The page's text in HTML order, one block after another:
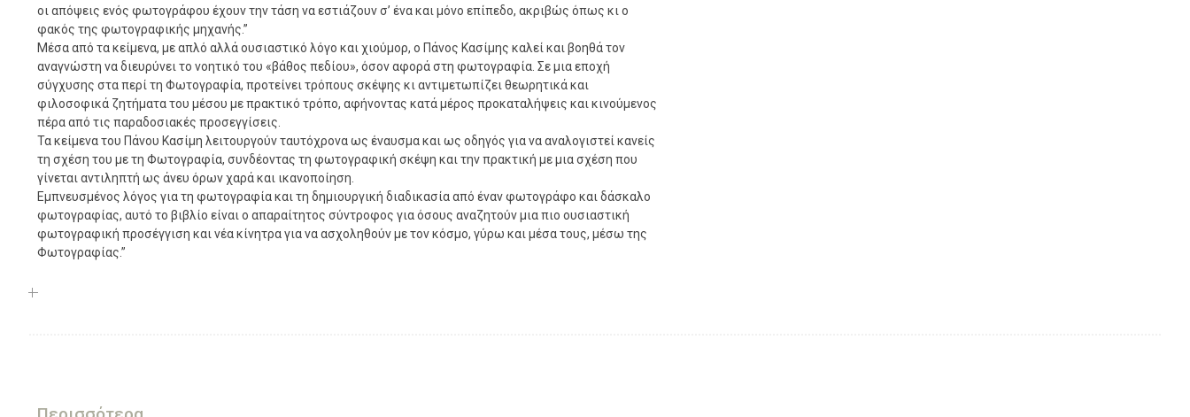
οι απόψεις ενός φωτογράφου έχουν την τάση να εστιάζουν σ’ ένα και μόνο επίπεδο, ακριβώς όπως κι ο
φακός της φωτογραφικής μηχανής.”
Μέσα από τα κείμενα, με απλό αλλά ουσιαστικό λόγο και χιούμορ, ο Πάνος Κασίμης καλεί και βοηθά τον
αναγνώστη να διευρύνει το νοητικό του «βάθος πεδίου», όσον αφορά στη φωτογραφία. Σε μια εποχή
σύγχυσης στα περί τη Φωτογραφία, προτείνει τρόπους σκέψης κι αντιμετωπίζει θεωρητικά και
φιλοσοφικά ζητήματα του μέσου με πρακτικό τρόπο, αφήνοντας κατά μέρος προκαταλήψεις και κινούμενος
πέρα από τις παραδοσιακές προσεγγίσεις.
Τα κείμενα του Πάνου Κασίμη λειτουργούν ταυτόχρονα ως έναυσμα και ως οδηγός για να αναλογιστεί κανείς
τη σχέση του με τη Φωτογραφία, συνδέοντας τη φωτογραφική σκέψη και την πρακτική με μια σχέση που
γίνεται αντιληπτή ως άνευ όρων χαρά και ικανοποίηση.
Εμπνευσμένος λόγος για τη φωτογραφία και τη δημιουργική διαδικασία από έναν φωτογράφο και δάσκαλο
φωτογραφίας, αυτό το βιβλίο είναι ο απαραίτητος σύντροφος για όσους αναζητούν μια πιο ουσιαστική
φωτογραφική προσέγγιση και νέα κίνητρα για να ασχοληθούν με τον κόσμο, γύρω και μέσα τους, μέσω της
Φωτογραφίας.”